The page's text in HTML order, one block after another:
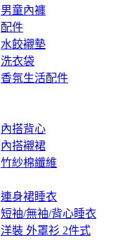
男童內褲
配件
水餃襯墊
洗衣袋
香氛生活配件
內搭背心
內搭襯裙
竹紗棉纖維
連身裙睡衣
短袖/無袖/背心睡衣
洋裝 外罩衫 2件式